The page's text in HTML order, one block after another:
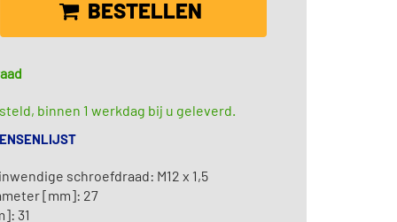
BESTELLEN
binnen 1 werkdag bij u geleverd.
schroefdraad: M12 x 1,5
[mm]: 27
31